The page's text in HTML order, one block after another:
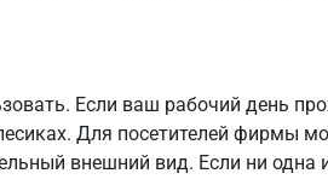
Если ваш рабочий день
Для посетителей фирмы
внешний вид. Если ни одна